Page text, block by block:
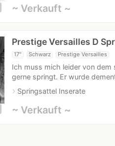
~ Verkauft ~
Prestige Versailles D
17" Schwarz Prestige Versailles
Ich muss mich leider von dem
gerne springt. Er wurde
navigate_nextSpringsattel Inserate
~ Verkauft ~